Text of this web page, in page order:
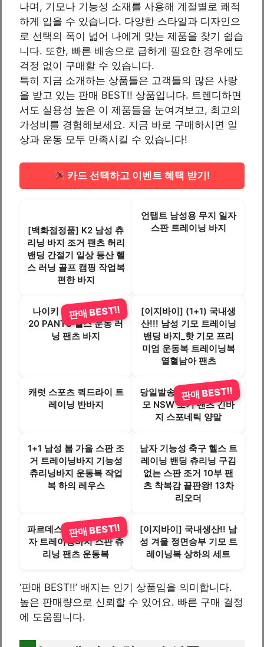
나며, 기모나 기능성 소재를 사용해 계절별로 쾌적
하게 입을 수 있습니다. 다양한 스타일과 디자인으
로 선택의 폭이 넓어 나에게 맞는 제품을 찾기 쉽습
니다. 또한, 빠른 배송으로 급하게 필요한 경우에도
걱정 없이 구매할 수 있습니다.
특히 지금 소개하는 상품들은 고객들의 많은 사랑
을 받고 있는 판매 BEST!! 상품입니다. 트렌디하면
서도 실용성 높은 이 제품들을 눈여겨보고, 최고의
가성비를 경험해보세요. 지금 바로 구매하시면 일
상과 운동 모두 만족시킬 수 있습니다!
카드 선택하고 이벤트 혜택 받기!
[백화점정품] K2 남성 츄
리닝 바지 조거 팬츠 허리
밴딩 간절기 일상 등산 헬
스 러닝 골프 캠핑 작업복
편한 바지
언탭트 남성용 무지 일자
스판 트레이닝 바지
나이키 DRI-FIT PARK
20 PANTS 헬스 운동 러
닝 팬츠 바지
판매 BEST!!
[이지바이] (1+1) 국내생
산!!! 남성 기모 트레이닝
밴딩 바지_핫 기모 프리
미엄 운동복 트레이닝복
열혈남아 팬츠
캐럿 스포츠 퀵드라이 트
레이닝 반바지
당일발송 나이키 NIKE 기
모 NSW 조거 팬츠 긴바
지 스포네틱 양말
판매 BEST!!
1+1 남성 봄 가을 스판 조
거 트레이닝바지 기능성
츄리닝바지 운동복 작업
복 하의 레우스
남자 기능성 축구 헬스 트
레이닝 밴딩 츄리닝 구김
없는 스판 조거 10부 팬
츠 착복감 끝판왕! 13차
리오더
파르데스 조이 봄 가을 남
자 트레이닝바지 스판 츄
리닝 팬츠 운동복
판매 BEST!!
[이지바이] 국내생산!! 남
성 겨울 정면승부 기모 트
레이닝복 상하의 세트
‘판매 BEST!!’ 배지는 인기 상품임을 의미합니다.
높은 판매량으로 신뢰할 수 있어요. 빠른 구매 결정
에 도움됩니다.